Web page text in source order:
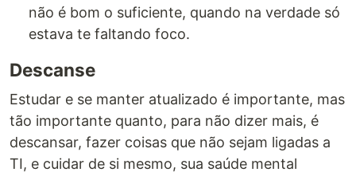
não é bom o suficiente, quando na verdade só
estava te faltando foco.
Descanse
Estudar e se manter atualizado é importante, mas
tão importante quanto, para não dizer mais, é
descansar, fazer coisas que não sejam ligadas a
TI, e cuidar de si mesmo, sua saúde mental